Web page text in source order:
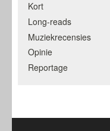
Kort
Long-reads
Muziekrecensies
Opinie
Reportage